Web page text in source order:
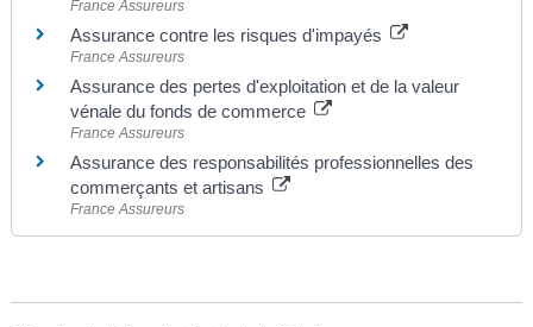
France Assureurs
Assurance contre les risques d'impayés
France Assureurs
Assurance des pertes d'exploitation et de la valeur
vénale du fonds de commerce
France Assureurs
Assurance des responsabilités professionnelles des
commerçants et artisans
France Assureurs